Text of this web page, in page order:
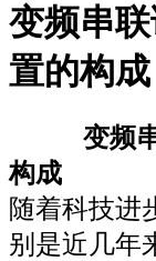
变频串
置的构成
变频
构成
随着科技进步
别是近几年